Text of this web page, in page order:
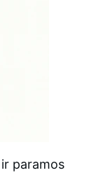
paramos